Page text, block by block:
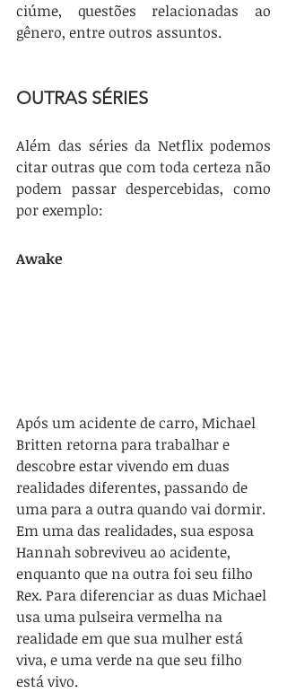
ciúme, questões relacionadas ao
gênero, entre outros assuntos.
OUTRAS SÉRIES
Além das séries da Netflix podemos
citar outras que com toda certeza não
podem passar despercebidas, como
por exemplo:
Awake
Após um acidente de carro, Michael
Britten retorna para trabalhar e
descobre estar vivendo em duas
realidades diferentes, passando de
uma para a outra quando vai dormir.
Em uma das realidades, sua esposa
Hannah sobreviveu ao acidente,
enquanto que na outra foi seu filho
Rex. Para diferenciar as duas Michael
usa uma pulseira vermelha na
realidade em que sua mulher está
viva, e uma verde na que seu filho
está vivo.